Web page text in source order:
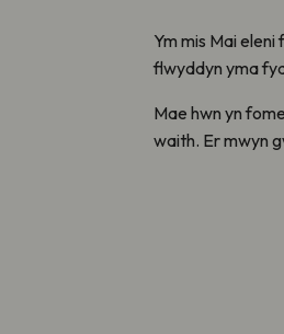
Ym mis Mai
flwyddyn yma
Mae hwn yn
waith. Er mwyn